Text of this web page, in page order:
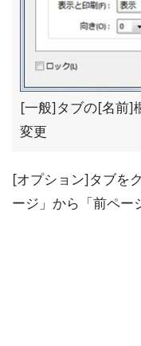
[一般]タブの[名前]
変更
[オプション]タブを
ージ」から「前ペー